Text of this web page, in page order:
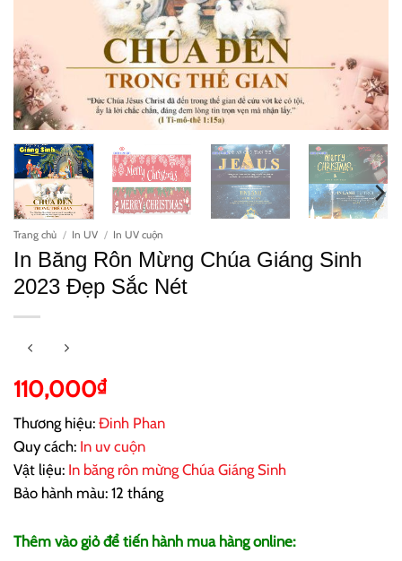
Trang chủ / In UV / In UV cuộn
In Băng Rôn Mừng Chúa Giáng Sinh
2023 Đẹp Sắc Nét
110,000₫
Thương hiệu: Đinh Phan
Quy cách: In uv cuộn
Vật liệu: In băng rôn mừng Chúa Giáng Sinh
Bảo hành màu: 12 tháng
Thêm vào giỏ để tiến hành mua hàng online: